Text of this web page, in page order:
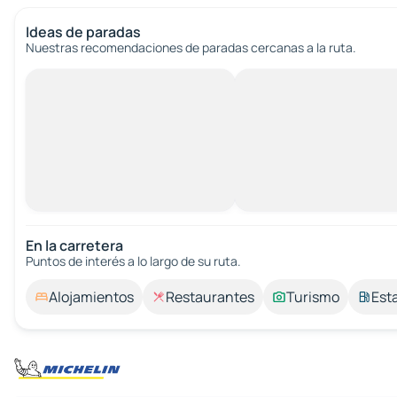
Ideas de paradas
Nuestras recomendaciones de paradas cercanas a la ruta.
En la carretera
Puntos de interés a lo largo de su ruta.
Alojamientos Restaurantes Turismo